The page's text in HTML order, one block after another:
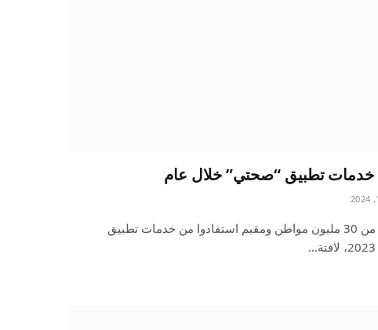
كشفت وزارة الصحة أن أكثر من 30 مليون مواطن ومقيم استفادوا من خدمات تطبيق